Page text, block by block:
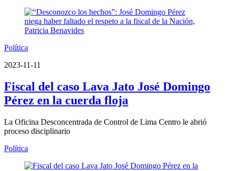
Política
2023-11-11
Fiscal del caso Lava Jato José Domingo
Pérez en la cuerda floja
La Oficina Desconcentrada de Control de Lima Centro le abrió
proceso disciplinario
Política